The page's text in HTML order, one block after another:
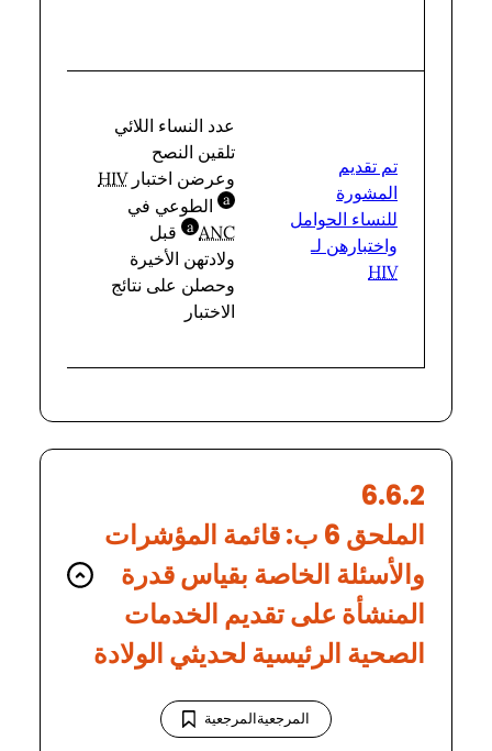
تم تقديم
المشورة
للنساء الحوامل
واختبارهن لـ
HIV
عدد النساء اللائي
تلقين النصح
وعرضن اختبارHIV
a
bbreviation
الطوعي في
ANC
a
bbreviation
قبل
ولادتهن الأخيرة
وحصلن على نتائج
الاختبار
المرجعية
المرجعيةالمرجعية
6.6.2
الملحق 6 ب: قائمة المؤشرات
والأسئلة الخاصة بقياس قدرة
المنشأة على تقديم الخدمات
الصحية الرئيسية لحديثي الولادة